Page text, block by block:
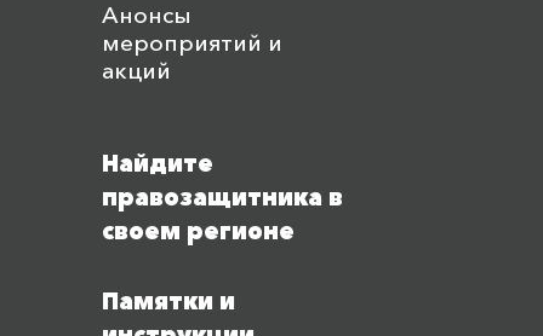
Анонсы
мероприятий и
акций
Найдите
правозащитника в
своем регионе
Памятки и